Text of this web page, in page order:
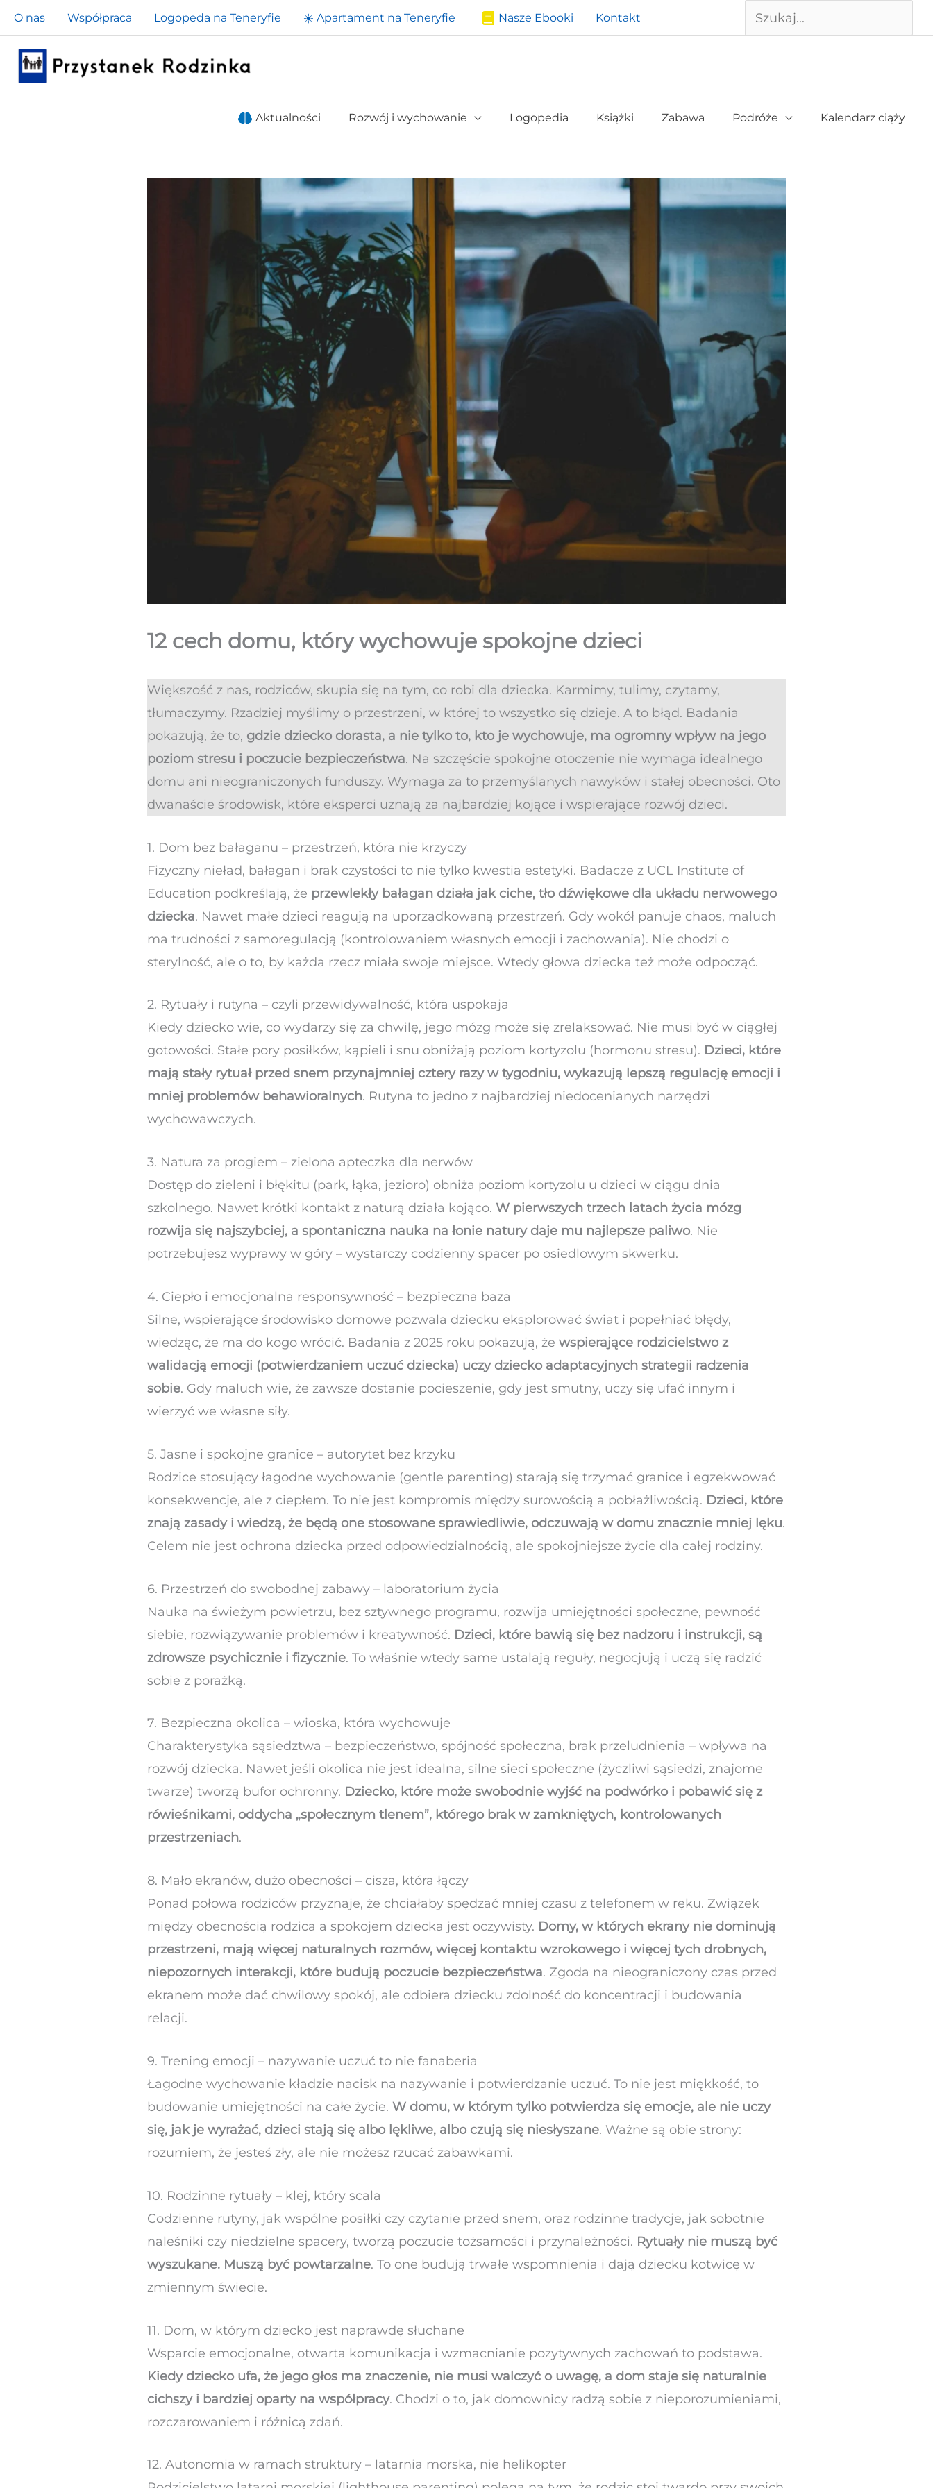
Przejdź
do
treści
O nas Współpraca Logopeda na Teneryfie ☀️ Apartament na Teneryfie Nasze Ebooki Kontakt Szukaj
Aktualności Rozwój i wychowanie Logopedia Książki Zabawa Podróże Kalendarz ciąży
12 cech domu, który wychowuje spokojne dzieci
Większość z nas, rodziców, skupia się na tym, co robi dla dziecka. Karmimy, tulimy, czytamy,
tłumaczymy. Rzadziej myślimy o przestrzeni, w której to wszystko się dzieje. A to błąd. Badania
pokazują, że to, gdzie dziecko dorasta, a nie tylko to, kto je wychowuje, ma ogromny wpływ na jego
poziom stresu i poczucie bezpieczeństwa. Na szczęście spokojne otoczenie nie wymaga idealnego
domu ani nieograniczonych funduszy. Wymaga za to przemyślanych nawyków i stałej obecności. Oto
dwanaście środowisk, które eksperci uznają za najbardziej kojące i wspierające rozwój dzieci.
1. Dom bez bałaganu – przestrzeń, która nie krzyczy
Fizyczny nieład, bałagan i brak czystości to nie tylko kwestia estetyki. Badacze z UCL Institute of
Education podkreślają, że przewlekły bałagan działa jak ciche, tło dźwiękowe dla układu nerwowego
dziecka. Nawet małe dzieci reagują na uporządkowaną przestrzeń. Gdy wokół panuje chaos, maluch
ma trudności z samoregulacją (kontrolowaniem własnych emocji i zachowania). Nie chodzi o
sterylność, ale o to, by każda rzecz miała swoje miejsce. Wtedy głowa dziecka też może odpocząć.
2. Rytuały i rutyna – czyli przewidywalność, która uspokaja
Kiedy dziecko wie, co wydarzy się za chwilę, jego mózg może się zrelaksować. Nie musi być w ciągłej
gotowości. Stałe pory posiłków, kąpieli i snu obniżają poziom kortyzolu (hormonu stresu). Dzieci, które
mają stały rytuał przed snem przynajmniej cztery razy w tygodniu, wykazują lepszą regulację emocji i
mniej problemów behawioralnych. Rutyna to jedno z najbardziej niedocenianych narzędzi
wychowawczych.
3. Natura za progiem – zielona apteczka dla nerwów
Dostęp do zieleni i błękitu (park, łąka, jezioro) obniża poziom kortyzolu u dzieci w ciągu dnia
szkolnego. Nawet krótki kontakt z naturą działa kojąco.W pierwszych trzech latach życia mózg
rozwija się najszybciej, a spontaniczna nauka na łonie natury daje mu najlepsze paliwo. Nie
potrzebujesz wyprawy w góry – wystarczy codzienny spacer po osiedlowym skwerku.
4. Ciepło i emocjonalna responsywność – bezpieczna baza
Silne, wspierające środowisko domowe pozwala dziecku eksplorować świat i popełniać błędy,
wiedząc, że ma do kogo wrócić. Badania z 2025 roku pokazują, żewspierające rodzicielstwo z
walidacją emocji (potwierdzaniem uczuć dziecka) uczy dziecko adaptacyjnych strategii radzenia
sobie. Gdy maluch wie, że zawsze dostanie pocieszenie, gdy jest smutny, uczy się ufać innym i
wierzyć we własne siły.
5. Jasne i spokojne granice – autorytet bez krzyku
Rodzice stosujący łagodne wychowanie (gentle parenting) starają się trzymać granice i egzekwować
konsekwencje, ale z ciepłem. To nie jest kompromis między surowością a pobłażliwością. Dzieci, które
znają zasady i wiedzą, że będą one stosowane sprawiedliwie, odczuwają w domu znacznie mniej lęku.
Celem nie jest ochrona dziecka przed odpowiedzialnością, ale spokojniejsze życie dla całej rodziny.
6. Przestrzeń do swobodnej zabawy – laboratorium życia
Nauka na świeżym powietrzu, bez sztywnego programu, rozwija umiejętności społeczne, pewność
siebie, rozwiązywanie problemów i kreatywność. Dzieci, które bawią się bez nadzoru i instrukcji, są
zdrowsze psychicznie i fizycznie. To właśnie wtedy same ustalają reguły, negocjują i uczą się radzić
sobie z porażką.
7. Bezpieczna okolica – wioska, która wychowuje
Charakterystyka sąsiedztwa – bezpieczeństwo, spójność społeczna, brak przeludnienia – wpływa na
rozwój dziecka. Nawet jeśli okolica nie jest idealna, silne sieci społeczne (życzliwi sąsiedzi, znajome
twarze) tworzą bufor ochronny. Dziecko, które może swobodnie wyjść na podwórko i pobawić się z
rówieśnikami, oddycha „społecznym tlenem”, którego brak w zamkniętych, kontrolowanych
przestrzeniach.
8. Mało ekranów, dużo obecności – cisza, która łączy
Ponad połowa rodziców przyznaje, że chciałaby spędzać mniej czasu z telefonem w ręku. Związek
między obecnością rodzica a spokojem dziecka jest oczywisty. Domy, w których ekrany nie dominują
przestrzeni, mają więcej naturalnych rozmów, więcej kontaktu wzrokowego i więcej tych drobnych,
niepozornych interakcji, które budują poczucie bezpieczeństwa. Zgoda na nieograniczony czas przed
ekranem może dać chwilowy spokój, ale odbiera dziecku zdolność do koncentracji i budowania
relacji.
9. Trening emocji – nazywanie uczuć to nie fanaberia
Łagodne wychowanie kładzie nacisk na nazywanie i potwierdzanie uczuć. To nie jest miękkość, to
budowanie umiejętności na całe życie.W domu, w którym tylko potwierdza się emocje, ale nie uczy
się, jak je wyrażać, dzieci stają się albo lękliwe, albo czują się niesłyszane. Ważne są obie strony:
rozumiem, że jesteś zły, ale nie możesz rzucać zabawkami.
10. Rodzinne rytuały – klej, który scala
Codzienne rutyny, jak wspólne posiłki czy czytanie przed snem, oraz rodzinne tradycje, jak sobotnie
naleśniki czy niedzielne spacery, tworzą poczucie tożsamości i przynależności. Rytuały nie muszą być
wyszukane. Muszą być powtarzalne. To one budują trwałe wspomnienia i dają dziecku kotwicę w
zmiennym świecie.
11. Dom, w którym dziecko jest naprawdę słuchane
Wsparcie emocjonalne, otwarta komunikacja i wzmacnianie pozytywnych zachowań to podstawa.
Kiedy dziecko ufa, że jego głos ma znaczenie, nie musi walczyć o uwagę, a dom staje się naturalnie
cichszy i bardziej oparty na współpracy. Chodzi o to, jak domownicy radzą sobie z nieporozumieniami,
rozczarowaniem i różnicą zdań.
12. Autonomia w ramach struktury – latarnia morska, nie helikopter